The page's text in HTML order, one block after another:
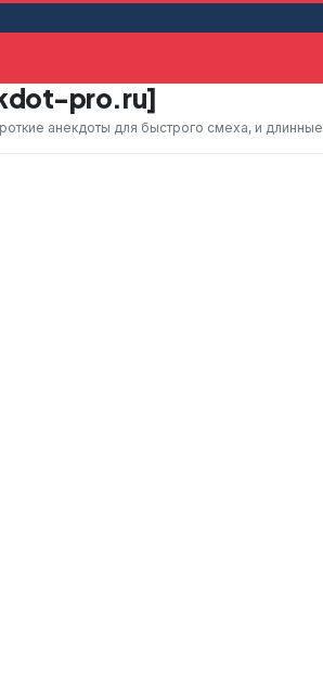
pro.ru]
анекдоты для быстрого смеха, и длинные